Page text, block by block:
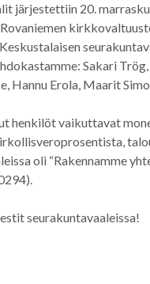
järjestettiin 20.
Sakari
Hannu Erola, Maarit
henkilöt vaikuttavat
oli “Rakennamme
seurakuntavaaleissa!